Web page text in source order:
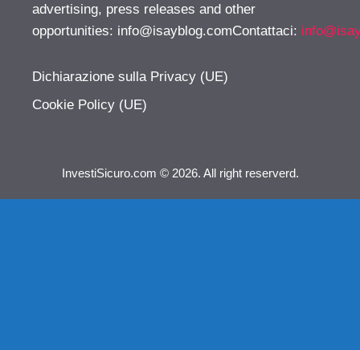
advertising, press releases and other
opportunities: info@isayblog.comContattaci:
Dichiarazione sulla Privacy (UE)
Cookie Policy (UE)
InvestiSicuro.com © 2026. All right reserverd.